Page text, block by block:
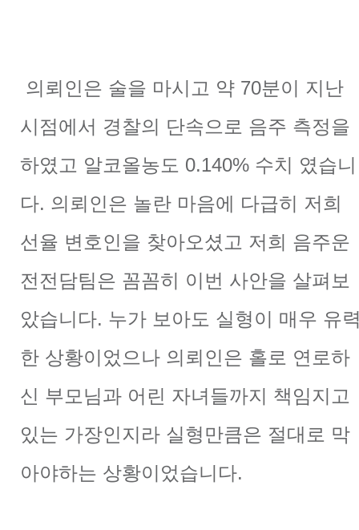
의뢰인은 술을 마시고 약 70분이 지난
시점에서 경찰의 단속으로 음주 측정을
하였고 알코올농도 0.140% 수치 였습니
다. 의뢰인은 놀란 마음에 다급히 저희
선율 변호인을 찾아오셨고 저희 음주운
전전담팀은 꼼꼼히 이번 사안을 살펴보
았습니다. 누가 보아도 실형이 매우 유
한 상황이었으나 의뢰인은 홀로 연로하
신 부모님과 어린 자녀들까지 책임지고
있는 가장인지라 실형만큼은 절대로 막
아야하는 상황이었습니다.